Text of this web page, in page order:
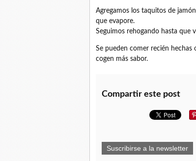
Agregamos los taquitos de
que evapore.
Seguimos rehogando hasta que
Se pueden comer recién hechas
cogen más sabor.
Compartir este post
Suscribirse a la newsletter